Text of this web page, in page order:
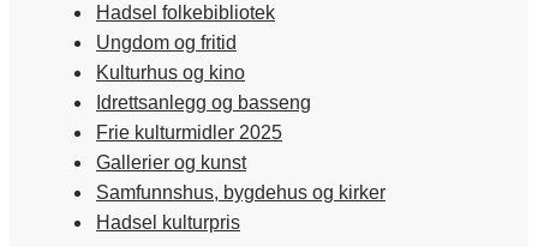
Hadsel folkebibliotek
Ungdom og fritid
Kulturhus og kino
Idrettsanlegg og basseng
Frie kulturmidler 2025
Gallerier og kunst
Samfunnshus, bygdehus og kirker
Hadsel kulturpris